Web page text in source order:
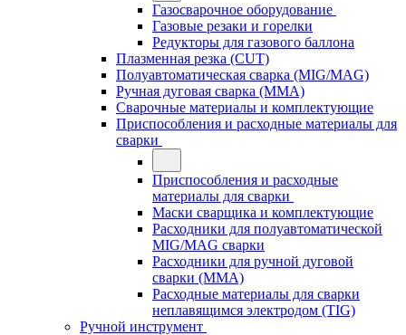
Газосварочное оборудование
Газовые резаки и горелки
Редукторы для газового баллона
Плазменная резка (CUT)
Полуавтоматическая сварка (MIG/MAG)
Ручная дуговая сварка (MMA)
Сварочные материалы и комплектующие
Приспособления и расходные материалы для
сварки
Приспособления и расходные
материалы для сварки
Маски сварщика и комплектующие
Расходники для полуавтоматической
MIG/MAG сварки
Расходники для ручной дуговой
сварки (MMA)
Расходные материалы для сварки
неплавящимся электродом (TIG)
Ручной инструмент